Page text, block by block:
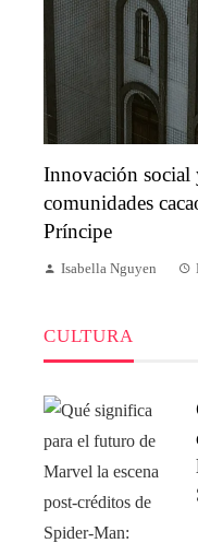
Innovación social
comunidades
Príncipe
Isabella Nguyen
CULTURA